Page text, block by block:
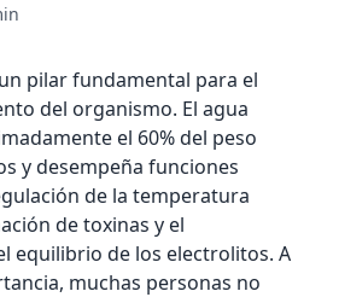
pilar fundamental para el
del organismo. El agua
el 60% del peso
y desempeña funciones
de la temperatura
de toxinas y el
equilibrio de los electrolitos. A
muchas personas no